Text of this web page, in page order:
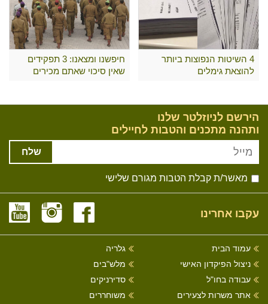
4 השיטות הנפוצות ביותר
להוצאת גימלים
חיפשנו ומצאנו: 3 תפקידים
שאין סיכוי שאתם מכירים
הירשם לניוזלטר שלנו
ותהנה מתכנים והטבות לחיילים
שלח
מאשר/ת קבלת הטבות מגורם שלישי
עקבו אחרינו
עמוד הבית
ניצול הפיקדון האישי
עבודה בחו"ל
אתר משרות לצעירים
גלריה
מלש"בים
סדירניקים
משוחררים